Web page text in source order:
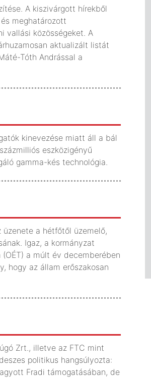
A kiszivárgott hírekből
meghatározott
vallási közösségeket. A
aktualizált listát
Tóth Andrással a
kinevezése miatt áll a bál
eszközigényű
gamma-kés technológia.
a hétfőtől üzemelő,
Igaz, a kormányzat
a múlt év decemberében
hogy az állam erőszakosan
Zrt., illetve az FTC mint
politikus hangsúlyozta:
Fradi támogatásában, de